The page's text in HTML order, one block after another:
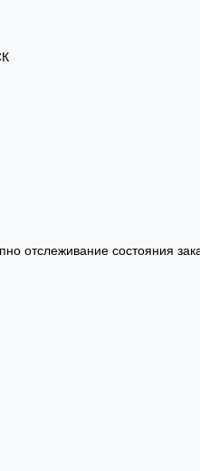
отслеживание состояния